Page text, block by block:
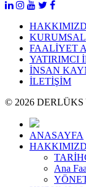
KURUMSAL
FAALİYET
YATIRIMCI
İNSAN
İLETİŞİM
© 2026
ANASAYFA
Ana